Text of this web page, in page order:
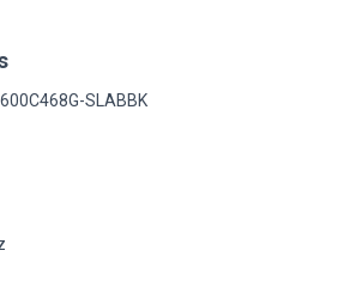
SLABBK